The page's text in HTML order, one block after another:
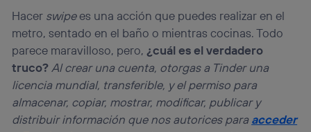
Hacer swipees una acción que puedes realizar en el
metro, sentado en el baño o mientras cocinas. Todo
parece maravilloso, pero, ¿cuál es el verdadero
truco? Al crear una cuenta, otorgas a Tinder una
licencia mundial, transferible, y el permiso para
almacenar, copiar, mostrar, modificar, publicar y
distribuir información que nos autorices paraacceder
Este identificador se asigna a la conexión de internet, por
lo que cualquier persona que conecte su dispositivo y
consienta el uso de la tecnología recibirá el mismo
identificador. Típicamente:
Si utilizas unaconexión de banda ancha(p. ej., Wi-Fi),
el marketing o análisis se realizará en función de las
actividades de navegación de los miembros del hogar
que hayan dado su consentimiento.
datos móviles
, el marketing será más